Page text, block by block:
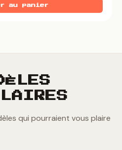
au panier
qui pourraient vous plaire